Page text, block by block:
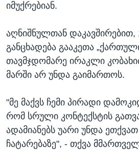
იმუქრებიან.
აღნიშნულთან დაკავშირებით,
განცხადება გააკეთა
თავმჯდომარე ირაკლი
მარში არ უნდა გაიმართოს.
"მე მაქვს ჩემი პირადი
რომ სრული კონტექსტის
ადამიანებს უარი უნდა
ჩატარებაზე", - თქვა